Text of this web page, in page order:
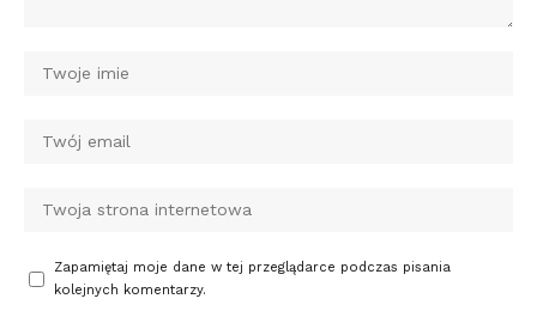
Zapamiętaj moje dane w tej przeglądarce podczas pisania
kolejnych komentarzy.